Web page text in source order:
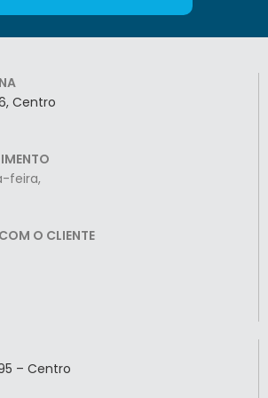
Centro
feira,
O CLIENTE
– Centro